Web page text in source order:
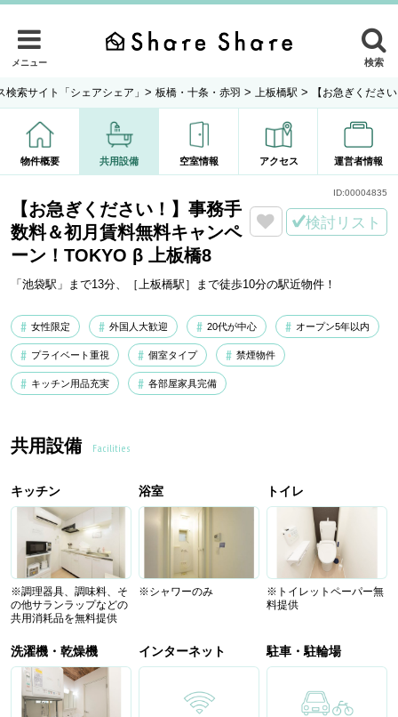
メニュー 検索
検索サイト「シェアシェア」 > 板橋・十条・赤羽 > 上板橋駅 > 【お急ぎくださ
物件概要 共用設備 空室情報 アクセス 運営者情報
【お急ぎください！】事務手
数料＆初月賃料無料キャンペ
ーン！TOKYO β 上板橋8
「池袋駅」まで13分、［上板橋駅］まで徒歩10分の駅近物件！
検討リスト
女性限定 外国人大歓迎 20代が中心 オープン5年以内
プライベート重視 個室タイプ 禁煙物件
キッチン用品充実 各部屋家具完備
ID:00004835
共用設備 Facilities
キッチン
※調理器具、調味料、そ
の他サランラップなどの
共用消耗品を無料提供
浴室
※シャワーのみ
トイレ
※トイレットペーパー無
料提供
洗濯機・乾燥機 インターネット 駐車・駐輪場